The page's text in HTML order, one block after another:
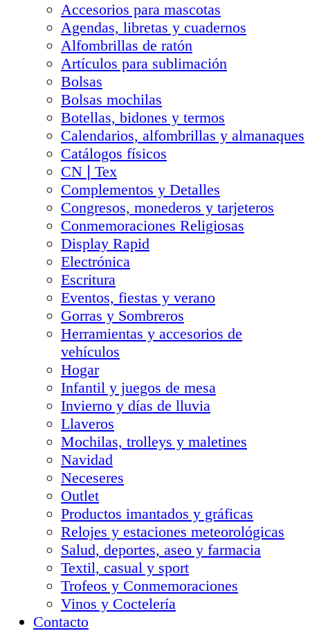
Accesorios para mascotas
Agendas, libretas y cuadernos
Alfombrillas de ratón
Artículos para sublimación
Bolsas
Bolsas mochilas
Botellas, bidones y termos
Calendarios, alfombrillas y almanaques
Catálogos físicos
CN❘Tex
Complementos y Detalles
Congresos, monederos y tarjeteros
Conmemoraciones Religiosas
Display Rapid
Electrónica
Escritura
Eventos, fiestas y verano
Gorras y Sombreros
Herramientas y accesorios de
vehículos
Hogar
Infantil y juegos de mesa
Invierno y días de lluvia
Llaveros
Mochilas, trolleys y maletines
Navidad
Neceseres
Outlet
Productos imantados y gráficas
Relojes y estaciones meteorológicas
Salud, deportes, aseo y farmacia
Textil, casual y sport
Trofeos y Conmemoraciones
Vinos y Coctelería
Contacto